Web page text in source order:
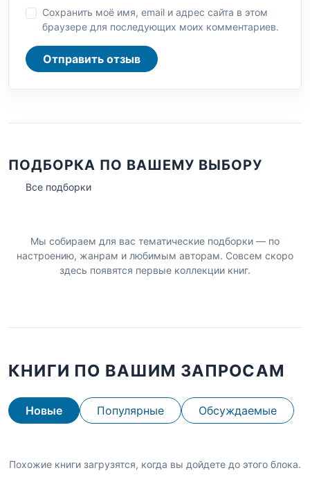
Сохранить моё имя, email и адрес сайта в этом
браузере для последующих моих комментариев.
Отправить отзыв
ПОДБОРКА ПО ВАШЕМУ ВЫБОРУ
Все подборки
Мы собираем для вас тематические подборки — по
настроению, жанрам и любимым авторам. Совсем скоро
здесь появятся первые коллекции книг.
КНИГИ ПО ВАШИМ ЗАПРОСАМ
Новые Популярные Обсуждаемые
Похожие книги загрузятся, когда вы дойдете до этого блока.